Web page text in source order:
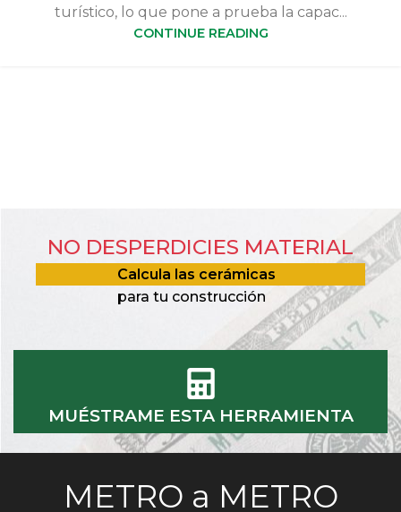
turístico, lo que pone a prueba la capac...
CONTINUE READING
NO DESPERDICIES MATERIAL
Calcula las cerámicas
para tu construcción
MUÉSTRAME ESTA HERRAMIENTA
METRO a METRO